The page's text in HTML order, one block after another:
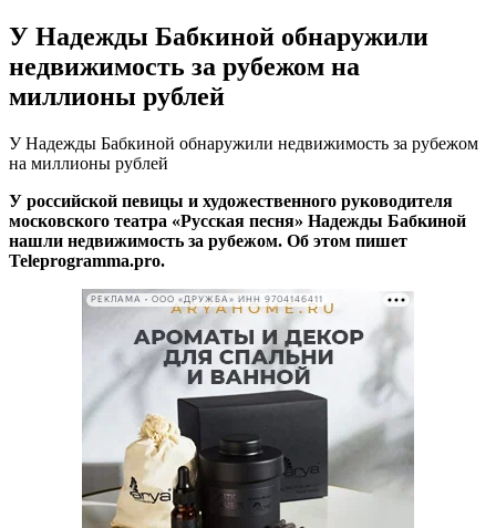
У Надежды Бабкиной обнаружили
недвижимость за рубежом на
миллионы рублей
У Надежды Бабкиной обнаружили недвижимость за рубежом
на миллионы рублей
У российской певицы и художественного руководителя
московского театра «Русская песня» Надежды Бабкиной
нашли недвижимость за рубежом. Об этом пишет
Teleprogramma.pro.
РЕКЛАМА • ООО «ДРУЖБА» ИНН 9704146411